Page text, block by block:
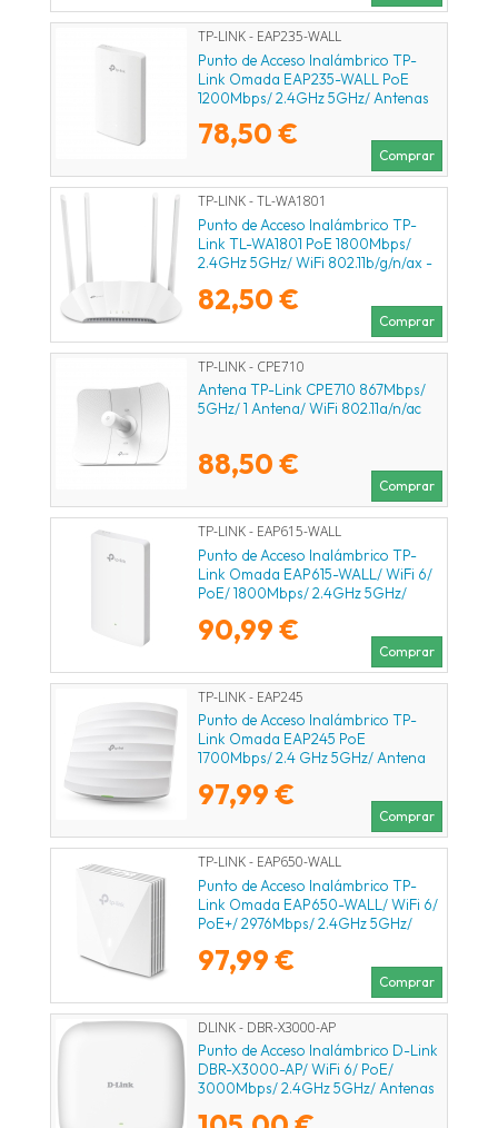
TP-LINK - EAP235-WALL
Punto de Acceso Inalámbrico TP-
Link Omada EAP235-WALL PoE
1200Mbps/ 2.4GHz 5GHz/ Antenas
802.3af/at
78,50 €
Comprar
TP-LINK - TL-WA1801
Punto de Acceso Inalámbrico TP-
Link TL-WA1801 PoE 1800Mbps/
2.4GHz 5GHz/ WiFi 802.11b/g/n/ax -
82,50 €
Comprar
TP-LINK - CPE710
Antena TP-Link CPE710 867Mbps/
5GHz/ 1 Antena/ WiFi 802.11a/n/ac
88,50 €
Comprar
TP-LINK - EAP615-WALL
Punto de Acceso Inalámbrico TP-
Link Omada EAP615-WALL/ WiFi 6/
PoE/ 1800Mbps/ 2.4GHz 5GHz/
ax/ac/a/n/b/g 802.3af/at
90,99 €
Comprar
TP-LINK - EAP245
Punto de Acceso Inalámbrico TP-
Link Omada EAP245 PoE
1700Mbps/ 2.4 GHz 5GHz/ Antena
97,99 €
Comprar
TP-LINK - EAP650-WALL
Punto de Acceso Inalámbrico TP-
Link Omada EAP650-WALL/ WiFi 6/
PoE+/ 2976Mbps/ 2.4GHz 5GHz/
ax/ac/a/n/b/g
97,99 €
Comprar
DLINK - DBR-X3000-AP
Punto de Acceso Inalámbrico D-Link
DBR-X3000-AP/ WiFi 6/ PoE/
3000Mbps/ 2.4GHz 5GHz/ Antenas